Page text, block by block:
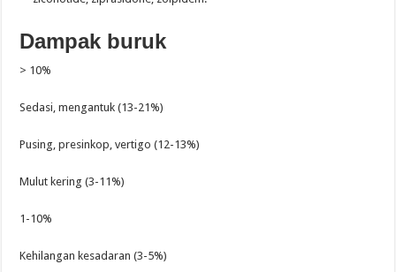
Dampak buruk
> 10%
Sedasi, mengantuk (13-21%)
Pusing, presinkop, vertigo (12-13%)
Mulut kering (3-11%)
1-10%
Kehilangan kesadaran (3-5%)